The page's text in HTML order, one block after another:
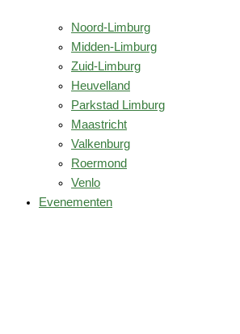
Noord-Limburg
Midden-Limburg
Zuid-Limburg
Heuvelland
Parkstad Limburg
Maastricht
Valkenburg
Roermond
Venlo
Evenementen